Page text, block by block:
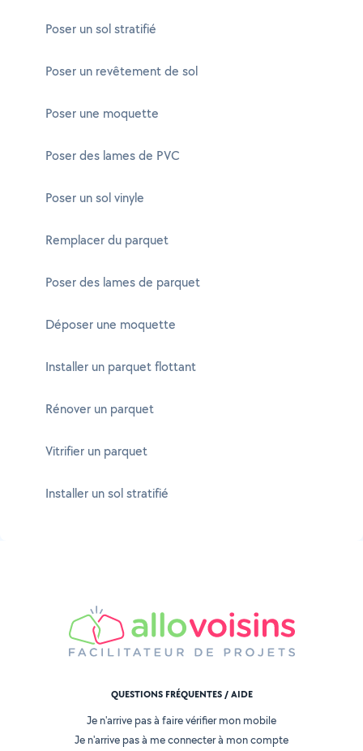
Poser un sol stratifié
Poser un revêtement de sol
Poser une moquette
Poser des lames de PVC
Poser un sol vinyle
Remplacer du parquet
Poser des lames de parquet
Déposer une moquette
Installer un parquet flottant
Rénover un parquet
Vitrifier un parquet
Installer un sol stratifié
QUESTIONS FRÉQUENTES / AIDE
Je n'arrive pas à faire vérifier mon mobile
Je n'arrive pas à me connecter à mon compte